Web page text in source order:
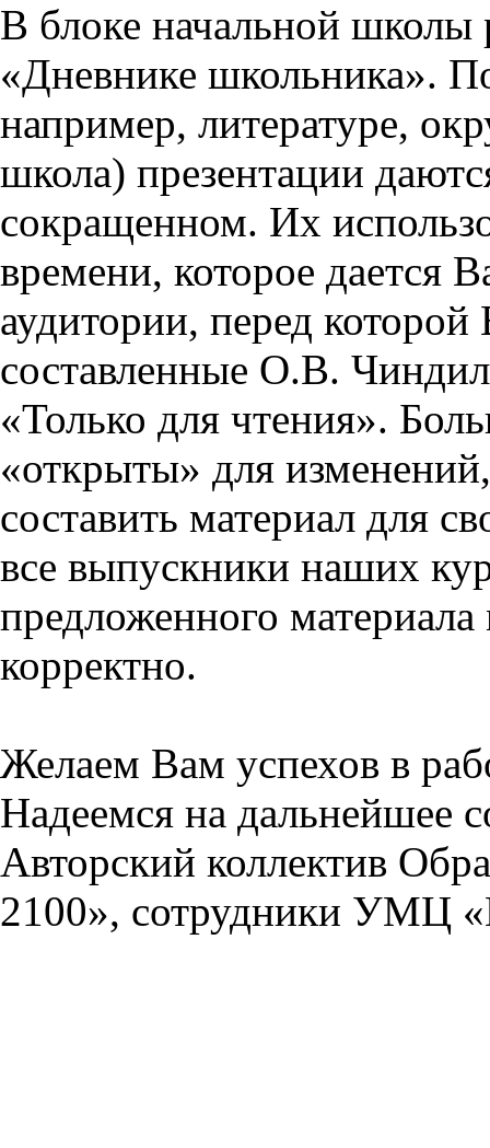
В блоке начальной школы
«Дневнике школьника».
например, литературе,
школа) презентации
сокращенном. Их
времени, которое дается
аудитории, перед
составленные О.В.
«Только для чтения».
«открыты» для
составить материал для
все выпускники наших
предложенного
корректно.
Желаем Вам успехов в
Надеемся на дальнейшее
Авторский коллектив
2100», сотрудники УМЦ